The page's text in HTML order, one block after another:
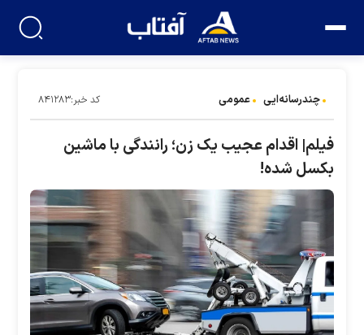
چندرسانه‌ایی عمومی کد خبر:۸۴۱۲۸۳
فیلم| اقدام عجیب یک زن؛ رانندگی با ماشین
بکسل شده!